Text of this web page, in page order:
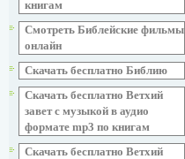
книгам
Смотреть Библейские фильмы
онлайн
Скачать бесплатно Библию
Скачать бесплатно Ветхий
завет с музыкой в аудио
формате mp3 по книгам
Скачать бесплатно Ветхий